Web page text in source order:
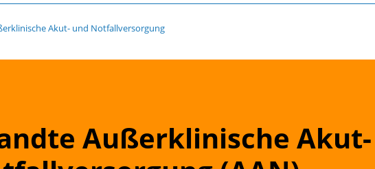
Akut- und Notfallversorgung
Außerklinische Akut-